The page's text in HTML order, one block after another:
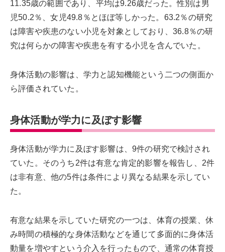
11.35歳の範囲であり、平均は9.26歳だった。性別は男
児50.2％、女児49.8％とほぼ等しかった。63.2％の研究
は障害や疾患のない小児を対象としており、36.8％の研
究は何らかの障害や疾患を有する小児を含んでいた。
身体活動の影響は、学力と認知機能という二つの側面か
ら評価されていた。
身体活動が学力に及ぼす影響
身体活動が学力に及ぼす影響は、9件の研究で検討され
ていた。そのうち2件は有意な肯定的影響を報告し、2件
は非有意、他の5件は条件により異なる結果を示してい
た。
有意な結果を示していた研究の一つは、体育の授業、休
み時間の積極的な身体活動などを通じて多面的に身体活
動量を増やすという介入を行ったもので、通常の体育授